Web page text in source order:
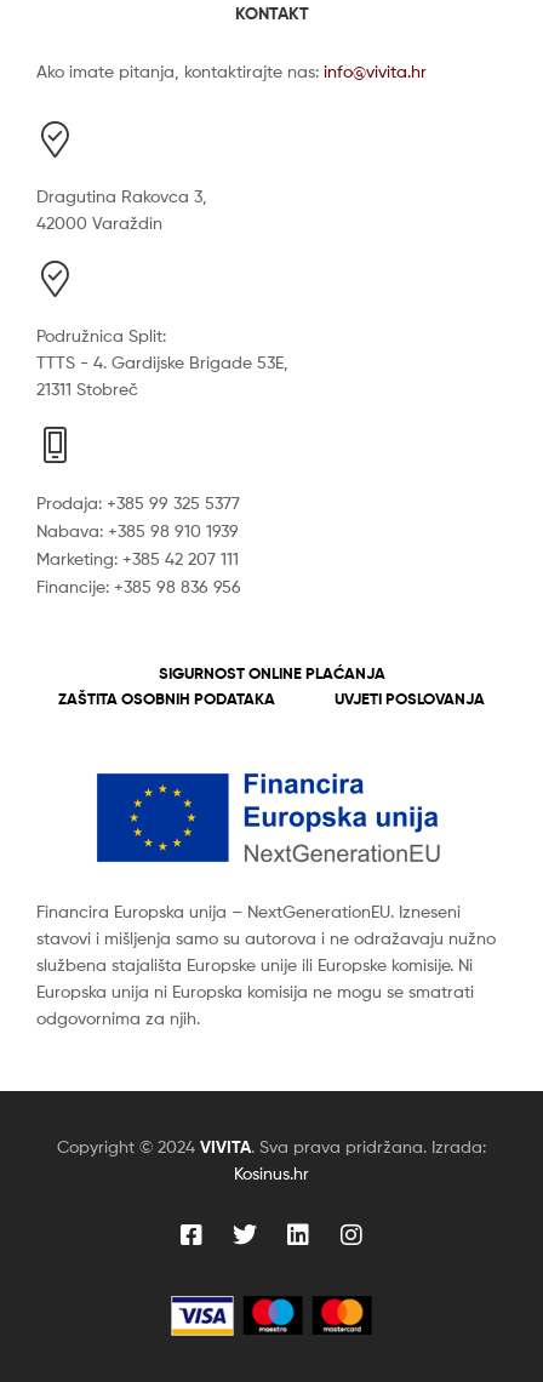
KONTAKT
Ako imate pitanja, kontaktirajte nas: info@vivita.hr
Dragutina Rakovca 3,
42000 Varaždin
Podružnica Split:
TTTS - 4. Gardijske Brigade 53E,
21311 Stobreč
Prodaja: +385 99 325 5377
Nabava: +385 98 910 1939
Marketing: +385 42 207 111
Financije: +385 98 836 956
SIGURNOST ONLINE PLAĆANJA
ZAŠTITA OSOBNIH PODATAKA
UVJETI POSLOVANJA
Financira Europska unija – NextGenerationEU. Izneseni
stavovi i mišljenja samo su autorova i ne odražavaju nužno
službena stajališta Europske unije ili Europske komisije. Ni
Europska unija ni Europska komisija ne mogu se smatrati
odgovornima za njih.
Copyright © 2024 VIVITA. Sva prava pridržana. Izrada:
Kosinus.hr